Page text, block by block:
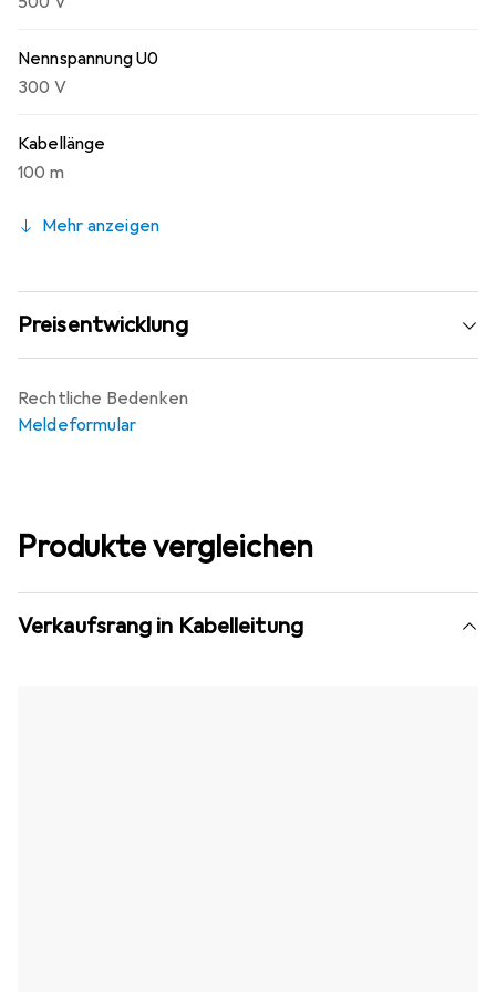
Nennspannung U0
300 V
Kabellänge
100 m
Mehr anzeigen
Preisentwicklung
Rechtliche Bedenken
Meldeformular
Produkte vergleichen
Verkaufsrang in Kabelleitung